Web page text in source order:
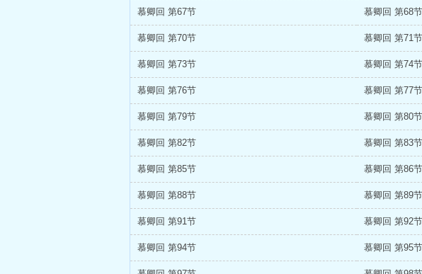
慕卿回 第67节 慕卿回 第68节
慕卿回 第70节 慕卿回 第71节
慕卿回 第73节 慕卿回 第74节
慕卿回 第76节 慕卿回 第77节
慕卿回 第79节 慕卿回 第80节
慕卿回 第82节 慕卿回 第83节
慕卿回 第85节 慕卿回 第86节
慕卿回 第88节 慕卿回 第89节
慕卿回 第91节 慕卿回 第92节
慕卿回 第94节 慕卿回 第95节